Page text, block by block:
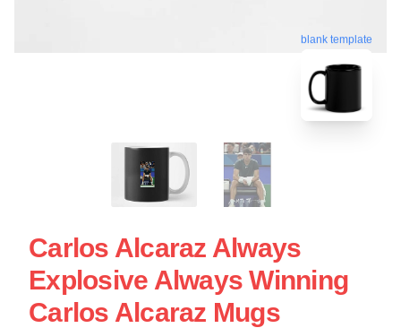
blank template
Carlos Alcaraz Always
Explosive Always Winning
Carlos Alcaraz Mugs